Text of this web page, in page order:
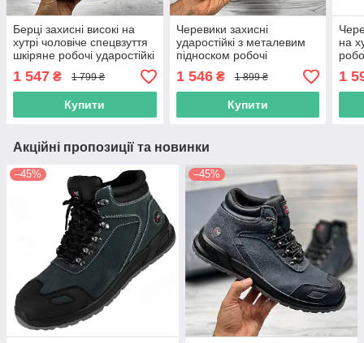
Берці захисні високі на
хутрі чоловіче спецвзуття
шкіряне робочі ударостійкі
міцні робоче взуття
польша reis
1 547 ₴ 1 799 ₴
Купити
Черевики захисні
ударостійкі з металевим
підноском робочі
антипрокольні спецвзуття
захисне демісезонне
робоче взуття
1 546₴ 1 899 ₴
Купити
на
1
Акційні пропозиції та новинки
–45% –45%